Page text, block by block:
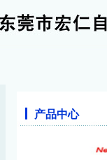
产品中心